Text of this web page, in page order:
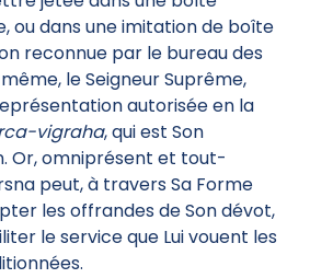
ou dans une imitation de boîte
reconnue par le bureau des
le Seigneur Suprême,
autorisée en la
vigraha, qui est Son
Or, omniprésent et tout-
peut, à travers Sa Forme
les offrandes de Son dévot,
le service que Lui vouent les